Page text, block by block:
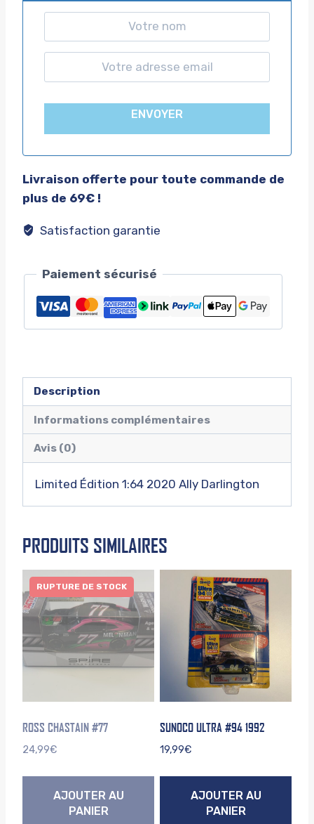
ENVOYER
Livraison offerte pour toute commande de
plus de 69€ !
Satisfaction garantie
Paiement sécurisé
Description
Informations complémentaires
Avis (0)
Limited Édition 1:64 2020 Ally Darlington
PRODUITS SIMILAIRES
RUPTURE DE STOCK
ROSS CHASTAIN #77
24,99€
AJOUTER AU
PANIER
SUNOCO ULTRA #94 1992
19,99€
AJOUTER AU
PANIER